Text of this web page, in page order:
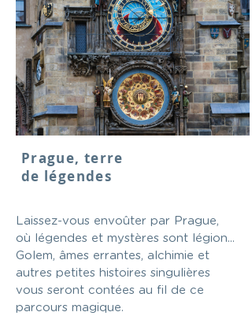
Prague, terre
de légendes
Laissez-vous envoûter par Prague,
où légendes et mystères sont légion...
Golem, âmes errantes, alchimie et
autres petites histoires singulières
vous seront contées au fil de ce
parcours magique.